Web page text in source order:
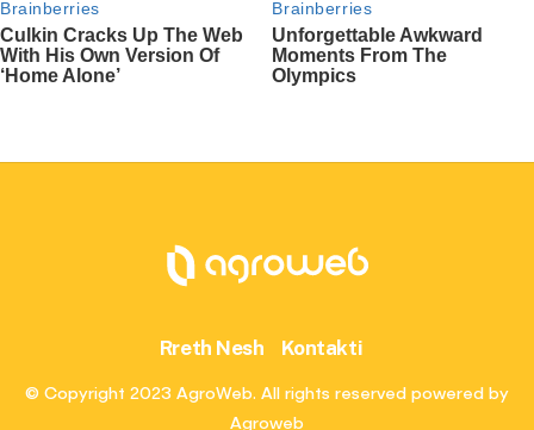
Rreth Nesh Kontakti
© Copyright 2023 AgroWeb. All rights reserved powered by
Agroweb